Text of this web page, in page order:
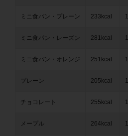
ミニ食パン・プレーン 233kcal
ミニ食パン・レーズン 281kcal
ミニ食パン・オレンジ 251kcal
プレーン 205kcal
チョコレート 255kcal
メープル 264kcal